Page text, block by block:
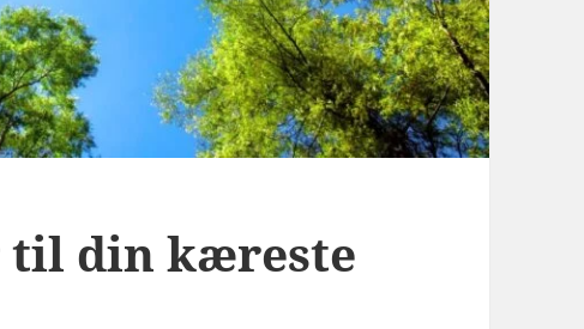
til din kæreste